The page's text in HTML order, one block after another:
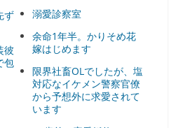
ず
彼
包
溺愛診察室
余命1年半。かりそめ花
嫁はじめます
限界社畜OLでしたが、塩
対応なイケメン警察官僚
から予想外に求愛されて
います